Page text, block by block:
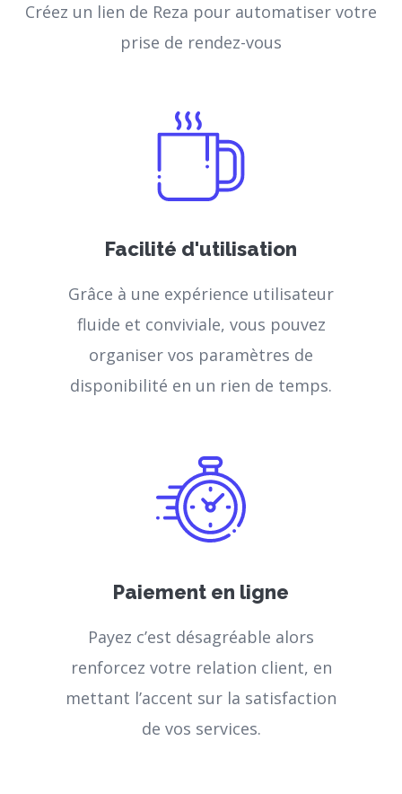
Créez un lien de Reza pour automatiser votre
prise de rendez-vous
Facilité d'utilisation
Grâce à une expérience utilisateur
fluide et conviviale, vous pouvez
organiser vos paramètres de
disponibilité en un rien de temps.
Paiement en ligne
Payez c’est désagréable alors
renforcez votre relation client, en
mettant l’accent sur la satisfaction
de vos services.